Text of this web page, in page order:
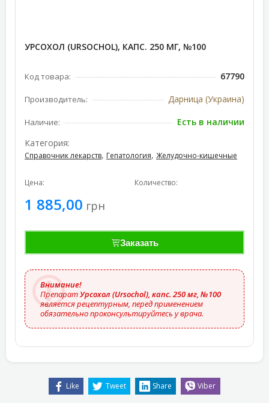
УРСОХОЛ (URSOCHOL), КАПС. 250 МГ, №100
Код товара: 67790
Производитель: Дарница (Украина)
Наличие:
Есть в наличии
Категория:
Справочник лекарств, Гепатология, Желудочно-кишечные
Цена:
1 885,00 грн
Количество:
Заказать
Внимание!
ПрепаратУрсохол (Ursochol), капс. 250 мг, №100
является рецептурным, перед применением
обязательно проконсультируйтесь у врача.
Like Tweet Share Viber